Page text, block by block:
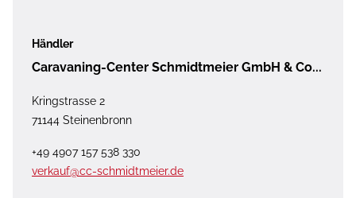
Händler
Caravaning-Center Schmidtmeier GmbH & Co...
Kringstrasse 2
71144 Steinenbronn
+49 4907 157 538 330
verkauf@cc-schmidtmeier.de